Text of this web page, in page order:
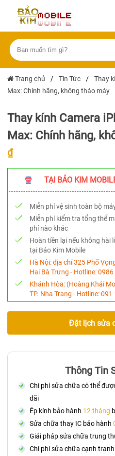
Trang chủ / Tin Tức /
Thay
Max: Chính hãng, không tháo máy
Thay kính Camera
Max: Chính hãng,
₫
TẠI BẢO KIM
Miễn phí vệ sinh toàn bộ
Miễn phí kiểm tra tổng thể
phí nào khác
Hoàn tiền lại nếu không hài
tại Bảo Kim Mobile
Hà Nội:địa chỉ 325 Phố
Hai Bà Trưng - Hotline:0986
Khánh Hòa: (Hoàng Khải
TP. Nha Trang - Hotline:091
Đặt lịch sửa
Thông Tin
Chi phí sửa chữa có thể
đãi
Ép kính bảo hành 12 tháng
Sửa chữa thay IC bảo hành
Giải pháp sửa chữa trung
Chi phí sửa chữa cạnh tranh